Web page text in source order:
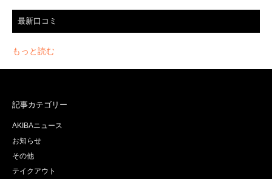
最新口コミ
もっと読む
記事カテゴリー
AKIBAニュース
お知らせ
その他
テイクアウト